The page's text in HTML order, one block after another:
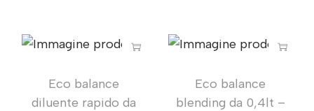
Eco balance
diluente rapido da
Eco balance
blending da 0,4lt –